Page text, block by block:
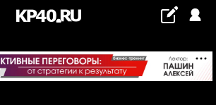
+28...+29 °С